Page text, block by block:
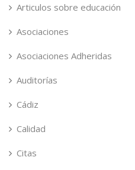
Articulos sobre educación
Asociaciones
Asociaciones Adheridas
Auditorías
Cádiz
Calidad
Citas